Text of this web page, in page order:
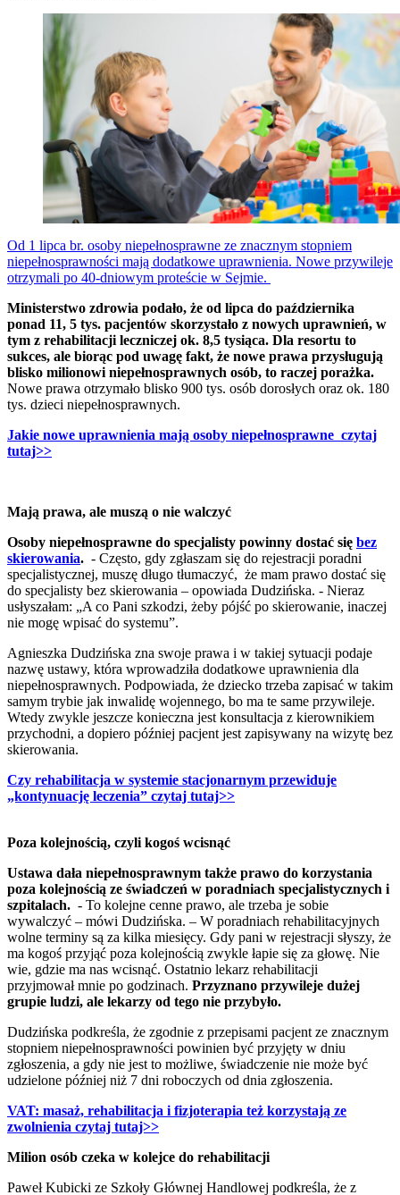
Od 1 lipca br. osoby niepełnosprawne ze znacznym stopniem
niepełnosprawności mają dodatkowe uprawnienia. Nowe przywileje
otrzymali po 40-dniowym proteście w Sejmie.
Ministerstwo zdrowia podało, że od lipca do października
ponad 11, 5 tys. pacjentów skorzystało z nowych uprawnień, w
tym z rehabilitacji leczniczej ok. 8,5 tysiąca. Dla resortu to
sukces, ale biorąc pod uwagę fakt, że nowe prawa przysługują
blisko milionowi niepełnosprawnych osób, to raczej porażka.
Nowe prawa otrzymało blisko 900 tys. osób dorosłych oraz ok. 180
tys. dzieci niepełnosprawnych.
Jakie nowe uprawnienia mają osoby niepełnosprawne czytaj
tutaj>>
Mają prawa, ale muszą o nie walczyć
Osoby niepełnosprawne do specjalisty powinny dostać się bez
skierowania. - Często, gdy zgłaszam się do rejestracji poradni
specjalistycznej, muszę długo tłumaczyć, że mam prawo dostać się
do specjalisty bez skierowania – opowiada Dudzińska. - Nieraz
usłyszałam: „A co Pani szkodzi, żeby pójść po skierowanie, inaczej
nie mogę wpisać do systemu”.
Agnieszka Dudzińska zna swoje prawa i w takiej sytuacji podaje
nazwę ustawy, która wprowadziła dodatkowe uprawnienia dla
niepełnosprawnych. Podpowiada, że dziecko trzeba zapisać w takim
samym trybie jak inwalidę wojennego, bo ma te same przywileje.
Wtedy zwykle jeszcze konieczna jest konsultacja z kierownikiem
przychodni, a dopiero później pacjent jest zapisywany na wizytę bez
skierowania.
Czy rehabilitacja w systemie stacjonarnym przewiduje
„kontynuację leczenia” czytaj tutaj>>
Poza kolejnością, czyli kogoś wcisnąć
Ustawa dała niepełnosprawnym także prawo do korzystania
poza kolejnością ze świadczeń w poradniach specjalistycznych i
szpitalach. - To kolejne cenne prawo, ale trzeba je sobie
wywalczyć – mówi Dudzińska. – W poradniach rehabilitacyjnych
wolne terminy są za kilka miesięcy. Gdy pani w rejestracji słyszy, że
ma kogoś przyjąć poza kolejnością zwykle łapie się za głowę. Nie
wie, gdzie ma nas wcisnąć. Ostatnio lekarz rehabilitacji
przyjmował mnie po godzinach. Przyznano przywileje dużej
grupie ludzi, ale lekarzy od tego nie przybyło.
Dudzińska podkreśla, że zgodnie z przepisami pacjent ze znacznym
stopniem niepełnosprawności powinien być przyjęty w dniu
zgłoszenia, a gdy nie jest to możliwe, świadczenie nie może być
udzielone później niż 7 dni roboczych od dnia zgłoszenia.
VAT: masaż, rehabilitacja i fizjoterapia też korzystają ze
zwolnienia czytaj tutaj>>
Milion osób czeka w kolejce do rehabilitacji
Paweł Kubicki ze Szkoły Głównej Handlowej podkreśla, że z